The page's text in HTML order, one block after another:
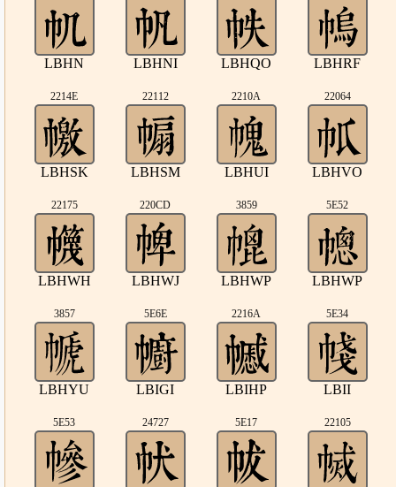
LBHN LBHNI LBHQO LBHRF
2214E
LBHSK
22112
LBHSM
2210A
LBHUI
22064
LBHVO
22175
LBHWH
220CD
LBHWJ
3859
LBHWP
5E52
LBHWP
3857
LBHYU
5E6E
LBIGI
2216A
LBIHP
5E34
LBII
5E53 24727 5E17 22105